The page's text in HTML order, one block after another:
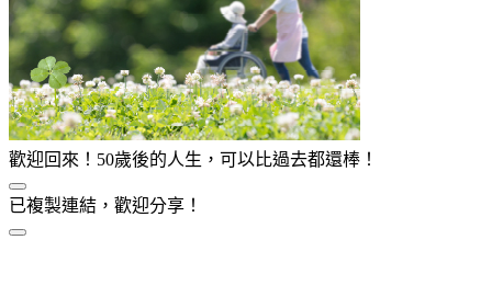
歡迎回來！50歲後的人生，可以比過去都還棒！
已複製連結，歡迎分享！